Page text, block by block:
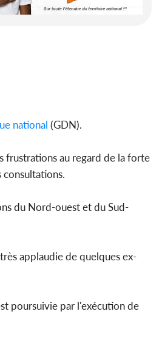
national (GDN).
frustrations au regard de la forte
consultations.
du Nord-ouest et du Sud-
applaudie de quelques ex-
poursuivie par l'exécution de
POLITIQUE
Côte d'Ivoire : Décrispation ?
Mamadou Traoré ex